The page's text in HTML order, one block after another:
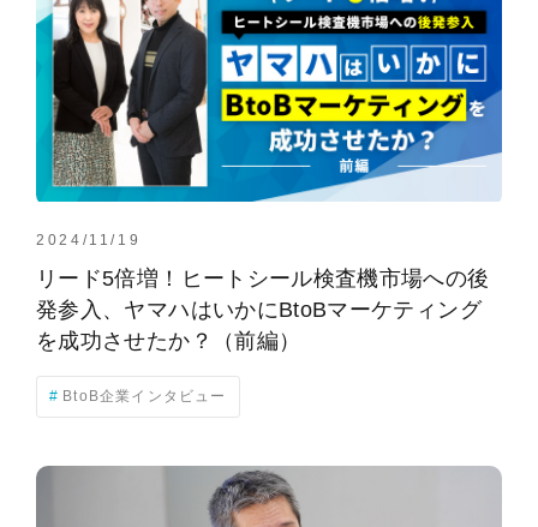
2024/11/19
リード5倍増！ヒートシール検査機市場への後
発参入、ヤマハはいかにBtoBマーケティング
を成功させたか？（前編）
BtoB企業インタビュー